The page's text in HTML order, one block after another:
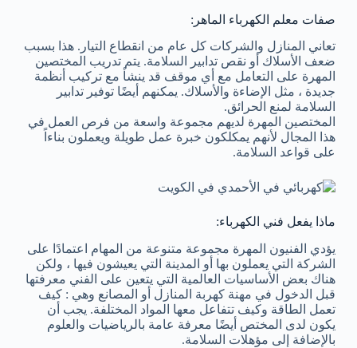
صفات معلم الكهرباء الماهر:
تعاني المنازل والشركات كل عام من انقطاع التيار. هذا بسبب
ضعف الأسلاك أو نقص تدابير السلامة. يتم تدريب المختصين
المهرة على التعامل مع أي موقف قد ينشأ مع تركيب أنظمة
جديدة ، مثل الإضاءة والأسلاك. يمكنهم أيضًا توفير تدابير
السلامة لمنع الحرائق.
المختصين المهرة لديهم مجموعة واسعة من فرص العمل في
هذا المجال لأنهم يمكلكون خبرة عمل طويلة ويعملون بناءاً
على قواعد السلامة.
ماذا يفعل فني الكهرباء:
يؤدي الفنيون المهرة مجموعة متنوعة من المهام اعتمادًا على
الشركة التي يعملون بها أو المدينة التي يعيشون فيها ، ولكن
هناك بعض الأساسيات العالمية التي يتعين على الفني معرفتها
قبل الدخول في مهنة كهربة المنازل أو المصانع وهي : كيف
تعمل الطاقة وكيف تتفاعل معها المواد المختلفة. يجب أن
يكون لدى المختص أيضًا معرفة عامة بالرياضيات والعلوم
بالإضافة إلى مؤهلات السلامة.